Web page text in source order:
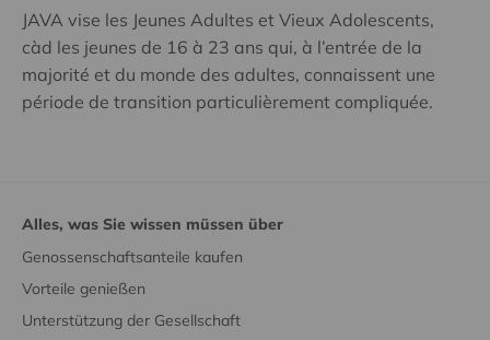
JAVA vise les Jeunes Adultes et Vieux Adolescents,
càd les jeunes de 16 à 23 ans qui, à l’entrée de la
majorité et du monde des adultes, connaissent une
période de transition particulièrement compliquée.
Alles, was Sie wissen müssen über
Genossenschaftsanteile kaufen
Vorteile genießen
Unterstützung der Gesellschaft